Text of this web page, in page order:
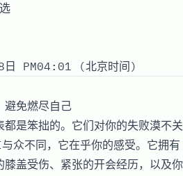
日 PM04:01 (北京时间)
避免燃尽自己
都是笨拙的。它们对你的失败漠不关
不同，它在乎你的感受。它拥有
盖受伤、紧张的开会经历，以及你